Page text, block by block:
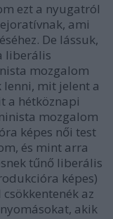
ezt a nyugatról
ami
De lássuk,
liberális
mozgalom
mit jelent a
a hétköznapi
mozgalom
képes női test
és mint arra
tűnő liberális
képes)
az
akik